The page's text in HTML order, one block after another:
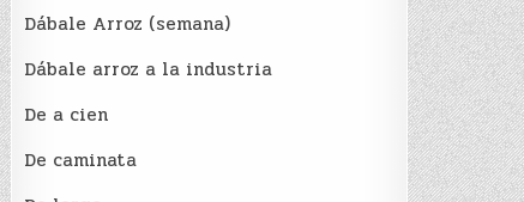
Dábale Arroz (semana)
Dábale arroz a la industria
De a cien
De caminata